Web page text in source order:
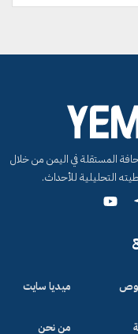
المستقلة في اليمن من خلال
التحليلية للأحداث.
ميديا سايت
من نحن